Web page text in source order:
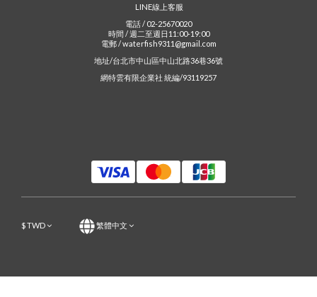
LINE線上客服
電話 / 02-25670020
時間 / 週二至週日11:00-19:00
電郵 / waterfish9311@gmail.com
地址/台北市中山區中山北路36巷36號
網特雲有限企業社 統編/93119257
$TWD 繁體中文